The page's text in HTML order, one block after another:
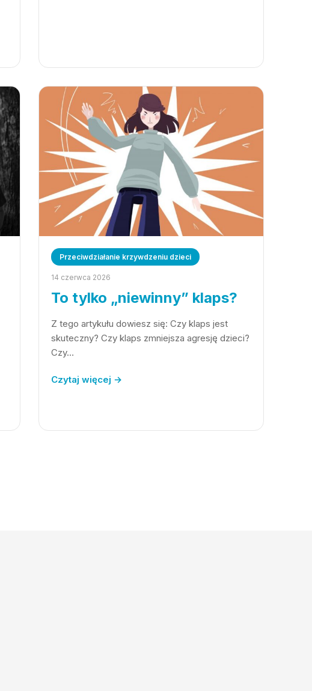
Przeciwdziałanie krzywdzeniu dzieci
14 czerwca 2026
To tylko „niewinny” klaps?
Z tego artykułu dowiesz się: Czy klaps jest
skuteczny? Czy klaps zmniejsza agresję dzieci?
Czy…
Czytaj więcej →